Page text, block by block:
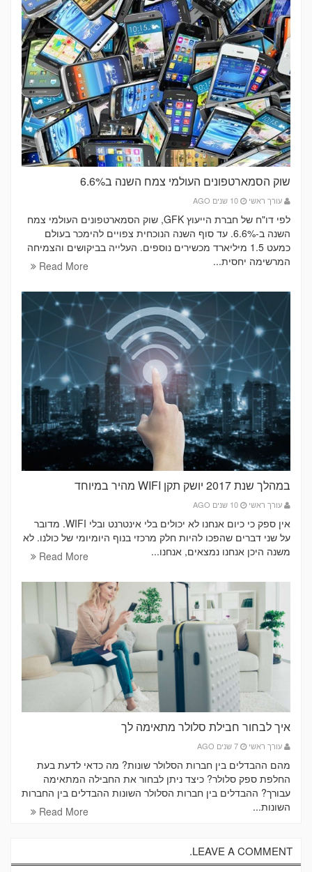
שוק הסמארטפונים העולמי צמח השנה ב6.6%
עורך ראשי
לפי דו"ח של חברת הייעוץ GFK, שוק הסמארטפונים העולמי צמח
השנה ב-6.6%. עד סוף השנה הנוכחית צפויים להימכר בעולם
כמעט 1.5 מיליארד מכשירים נוספים. העלייה בביקושים והצמיחה
המרשימה יחסית...
Read More
במהלך שנת 2017 יושק תקן WIFI מהיר במיוחד
עורך ראשי
אין ספק כי כיום אנחנו לא יכולים בלי אינטרנט ובלי WIFI. מדובר
על שני דברים שהפכו להיות חלק מרכזי בנוף היומיומי של כולנו. לא
משנה היכן אנחנו נמצאים, אנחנו...
Read More
איך לבחור חבילת סלולר מתאימה לך
עורך ראשי
מהם ההבדלים בין חברות הסלולר שונות? מה כדאי לדעת בעת
החלפת ספק סלולר? כיצד ניתן לבחור את החבילה המתאימה
עבורך? ההבדלים בין חברות הסלולר השונות ההבדלים בין החברות
השונות...
Read More
LEAVE A COMMENT.